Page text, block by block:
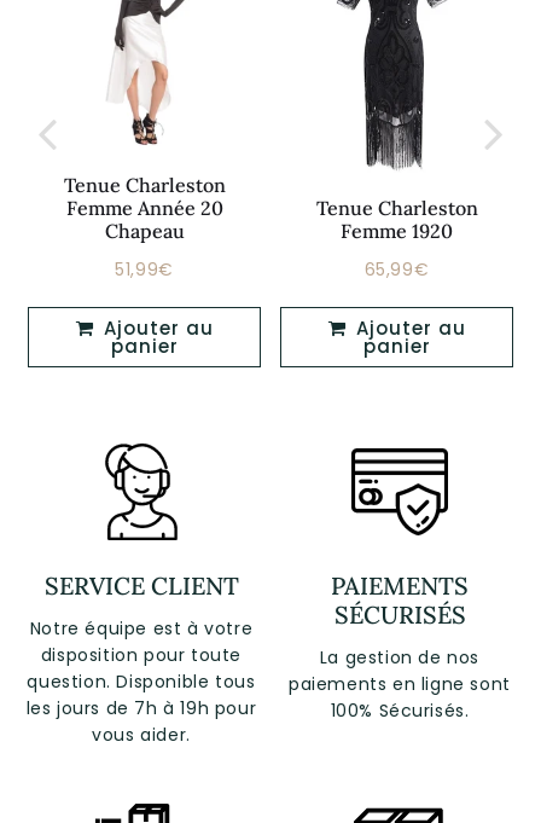
Tenue Charleston
Femme Année 20
Chapeau
Prix
51,99€
panier
Tenue Charleston
Femme 1920
Prix
65,99€
panier
SERVICE CLIENT
Notre équipe est à votre
disposition pour toute
question. Disponible tous
les jours de 7h à 19h pour
vous aider.
PAIEMENTS
SÉCURISÉS
La gestion de nos
paiements en ligne sont
100% Sécurisés.